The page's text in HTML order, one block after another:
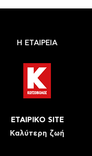
Η ΕΤΑΙΡΕΙΑ
ΕΤΑΙΡΙΚΟ SITE
Καλύτερη ζωή